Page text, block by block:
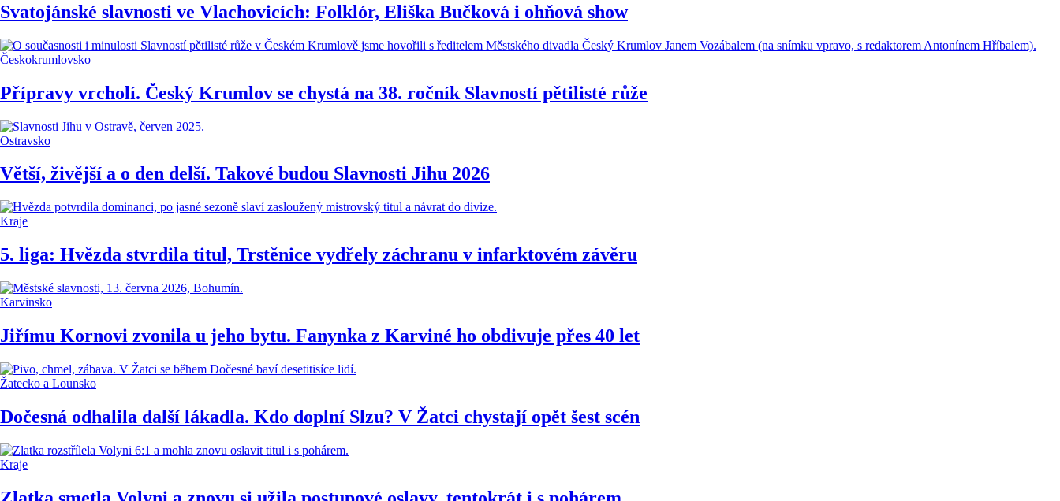
Svatojánské slavnosti ve Vlachovicích: Folklór, Eliška Bučková i ohňová show
Českokrumlovsko
Přípravy vrcholí. Český Krumlov se chystá na 38. ročník Slavností pětilisté růže
Ostravsko
Větší, živější a o den delší. Takové budou Slavnosti Jihu 2026
Kraje
5. liga: Hvězda stvrdila titul, Trstěnice vydřely záchranu v infarktovém závěru
Karvinsko
Jiřímu Kornovi zvonila u jeho bytu. Fanynka z Karviné ho obdivuje přes 40 let
Žatecko a Lounsko
Dočesná odhalila další lákadla. Kdo doplní Slzu? V Žatci chystají opět šest scén
Kraje